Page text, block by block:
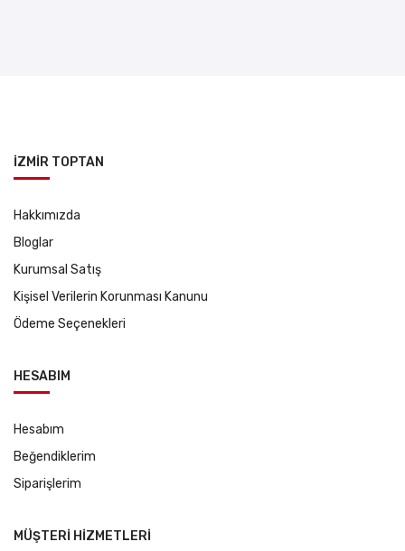
İZMİR TOPTAN
Hakkımızda
Bloglar
Kurumsal Satış
Kişisel Verilerin Korunması Kanunu
Ödeme Seçenekleri
HESABIM
Hesabım
Beğendiklerim
Siparişlerim
MÜŞTERİ HİZMETLERİ